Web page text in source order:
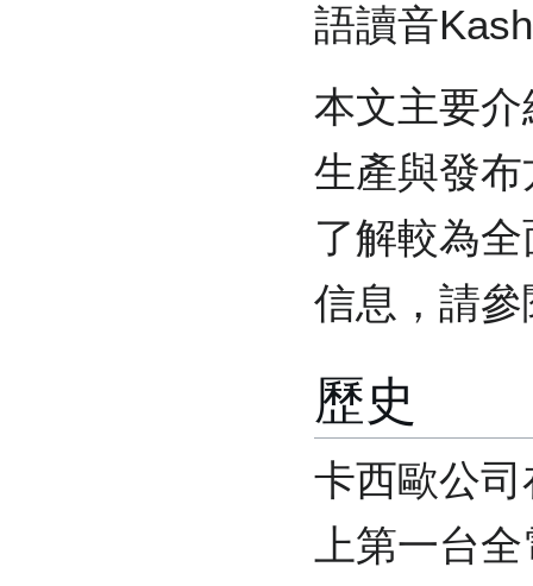
語讀音
本文主要
生產與發
了解較為
信息，請參
歷史
卡西歐公
上第一台